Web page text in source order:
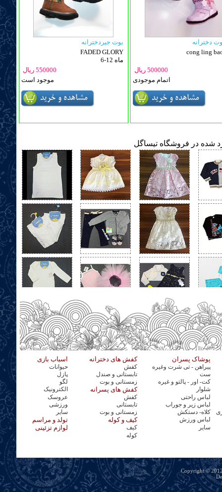
بوت جیردخترانه
FADED GLORY
6-12 ماه
550000 ریال
موجود است
دخترانه
cong ling
500000 ریال
اتمام موجودی
شده در فروشگاه تیساگل
اسباب بازی کفش های دخترانه پوشاک پسران
حیوانات کفش
پیراهن - تی شرت وغیره
پازل
تابستانی و صندل
ست
لگو
زمستانی و بوت
کت- اور - پالتو و غیره
الکترونیک
کفش های پسرانه
شلوار
عروسک
کفش
لباس راحتی
ورزشی
تابستانی
لباس زیر و جوراب
سایر
زمستانی و بوت کلاه- دستکش
تولد و مراسم کیف و کوله لباس ورزش
لوازم تزئینی کیف
سایر
کوله
Copyright ©